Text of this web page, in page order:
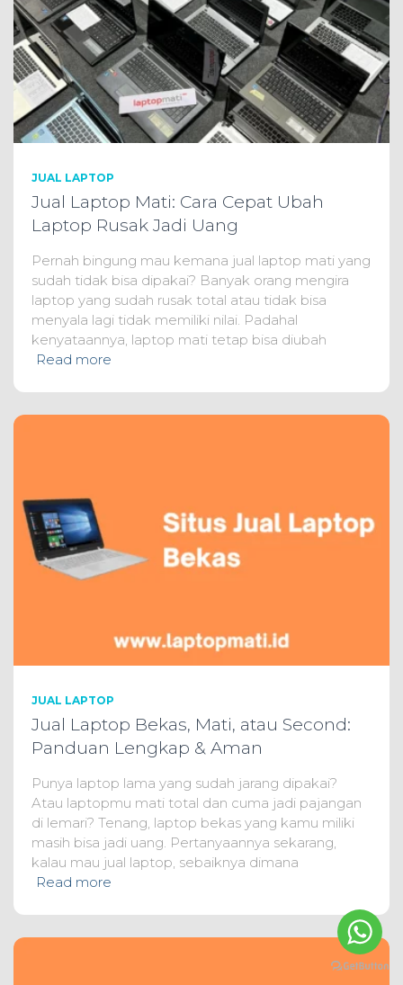
JUAL LAPTOP
Jual Laptop Mati: Cara Cepat Ubah
Laptop Rusak Jadi Uang
Pernah bingung mau kemana jual laptop mati yang
sudah tidak bisa dipakai? Banyak orang mengira
laptop yang sudah rusak total atau tidak bisa
menyala lagi tidak memiliki nilai. Padahal
kenyataannya, laptop mati tetap bisa diubah
Read more
JUAL LAPTOP
Jual Laptop Bekas, Mati, atau Second:
Panduan Lengkap & Aman
Punya laptop lama yang sudah jarang dipakai?
Atau laptopmu mati total dan cuma jadi pajangan
di lemari? Tenang, laptop bekas yang kamu miliki
masih bisa jadi uang. Pertanyaannya sekarang,
kalau mau jual laptop, sebaiknya dimana
Read more